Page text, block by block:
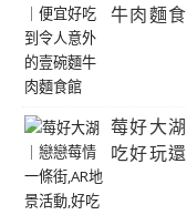
牛肉麵
莓好大
吃好玩